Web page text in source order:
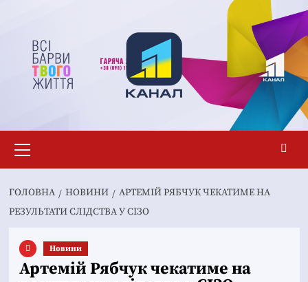
вмісту
меню
ГОЛОВНА НОВИНИ
АРТЕМІЙ РЯБЧУК ЧЕКАТИМЕ НА
РЕЗУЛЬТАТИ СЛІДСТВА У СІЗО
Новини
Артемій Рябчук чекатиме на